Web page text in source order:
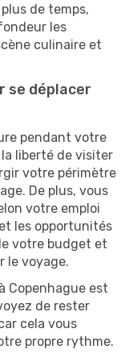
de temps,
les
culinaire et
se déplacer
pendant votre
liberté de visiter
votre périmètre
De plus, vous
votre emploi
les opportunités
votre budget et
le voyage.
Copenhague est
de rester
cela vous
propre rythme.